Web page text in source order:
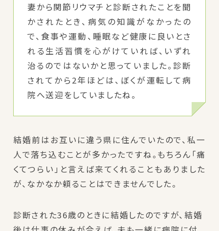
妻から関節リウマチと診断されたことを聞
かされたとき、病気の知識がなかったの
で、食事や運動、睡眠など健康に良いとさ
れる生活習慣を心がけていれば、いずれ
治るのではないかと思っていました。診断
されてから2年ほどは、ぼくが運転して病
院へ送迎をしていましたね。
結婚前はお互いに違う県に住んでいたので、私一
人で落ち込むことが多かったですね。もちろん「痛
くてつらい」と言えば来てくれることもありました
が、なかなか頼ることはできませんでした。
診断された36歳のときに結婚したのですが、結婚